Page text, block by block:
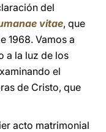
del
vitae, que
1968. Vamos a
a la luz de los
el
de Cristo, que
acto matrimonial